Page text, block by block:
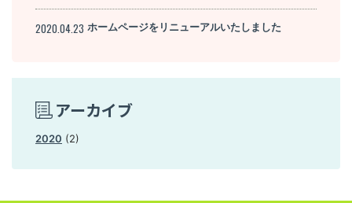
2020.04.23 ホームページをリニューアルいたしました
アーカイブ
2020 (2)